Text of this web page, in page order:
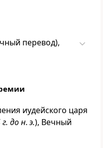
перевод),
иудейского царя
до н. э.), Вечный